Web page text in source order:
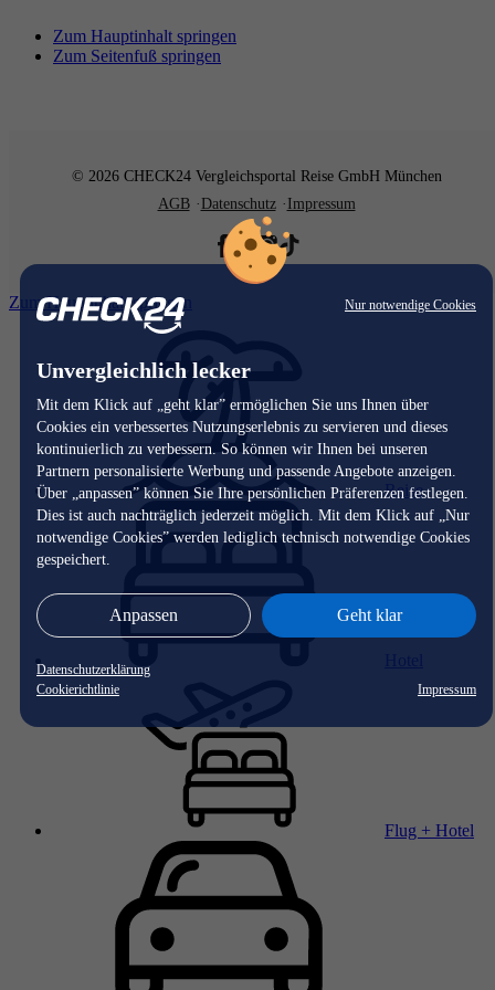
Nur notwendige Cookies
Unvergleichlich lecker
Mit dem Klick auf „geht klar” ermöglichen Sie uns Ihnen über
Cookies ein verbessertes Nutzungserlebnis zu servieren und dieses
kontinuierlich zu verbessern. So können wir Ihnen bei unseren
Partnern personalisierte Werbung und passende Angebote anzeigen.
Über „anpassen” können Sie Ihre persönlichen Präferenzen festlegen.
Dies ist auch nachträglich jederzeit möglich. Mit dem Klick auf „Nur
notwendige Cookies” werden lediglich technisch notwendige Cookies
gespeichert.
Anpassen Geht klar
Datenschutzerklärung
Cookierichtlinie
Impressum
Zum Hauptinhalt springen
Zum Seitenfuß springen
© 2026 CHECK24 Vergleichsportal Reise GmbH München
AGB
Datenschutz Impressum
Zum Hauptinhalt springen
Reise
Flug + Hotel